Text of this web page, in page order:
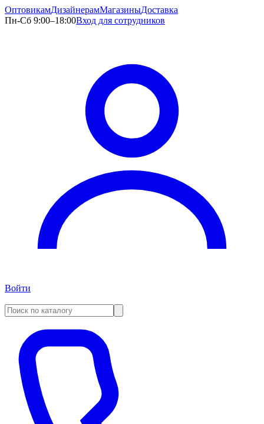
ОптовикамДизайнерамМагазиныДоставка
Пн-Сб 9:00–18:00Вход для сотрудников
Войти